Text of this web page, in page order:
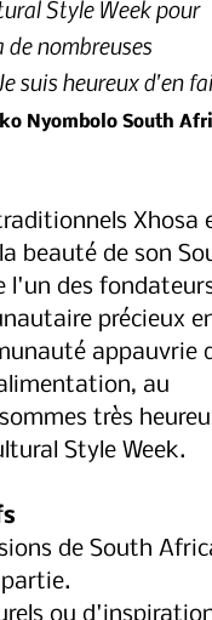
Style Week pour
nombreuses
suis heureux d'en
Nyombolo South
Xhosa
beauté de son
l'un des
précieux
appauvrie
au
très
Style Week.
de South
ou